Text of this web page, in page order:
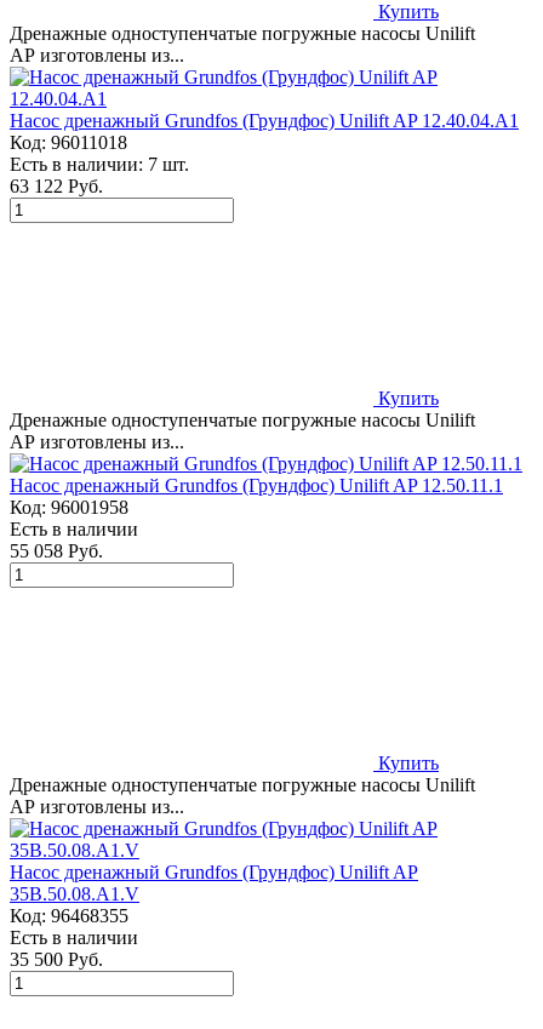
Купить
Дренажные одноступенчатые погружные насосы Unilift
AP изготовлены из...
Насос дренажный Grundfos (Грундфос) Unilift AP 12.40.04.A1
Код: 96011018
Есть в наличии: 7 шт.
63 122 Руб.
Купить
Дренажные одноступенчатые погружные насосы Unilift
AP изготовлены из...
Насос дренажный Grundfos (Грундфос) Unilift AP 12.50.11.1
Код: 96001958
Есть в наличии
55 058 Руб.
Купить
Дренажные одноступенчатые погружные насосы Unilift
AP изготовлены из...
Насос дренажный Grundfos (Грундфос) Unilift AP
35B.50.08.A1.V
Код: 96468355
Есть в наличии
35 500 Руб.